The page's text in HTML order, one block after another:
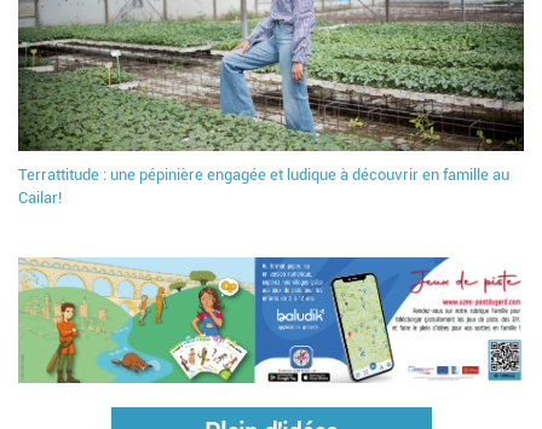
Terrattitude : une pépinière engagée et ludique à découvrir en famille au
Cailar!